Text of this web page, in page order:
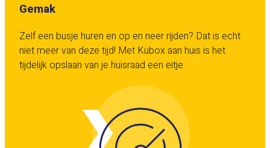
Gemak
Zelf een busje huren en op en neer rijden? Dat is echt
niet meer van deze tijd! Met Kubox aan huis is het
tijdelijk opslaan van je huisraad een eitje.